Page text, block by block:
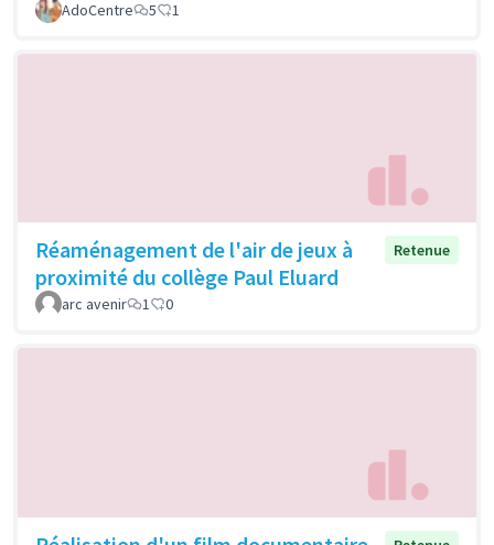
AdoCentre 5 1
Réaménagement de l'air de jeux à
proximité du collège Paul Eluard
Retenue
arc avenir 1 0